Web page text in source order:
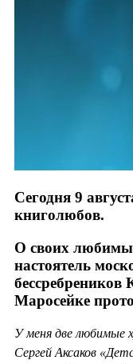
Сегодня 9
книголюбов.
О своих
настоятель
Маросейке
У меня две любимые
Сергей Аксаков